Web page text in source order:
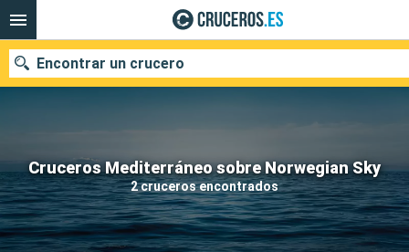
Cruceros Mediterráneo sobre Norwegian Sky
2 cruceros encontrados
Encontrar un crucero
Nuestros destinos
Fecha de salida
Puertos Compañías